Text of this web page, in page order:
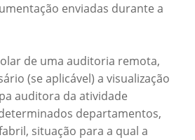
enviadas durante a
de uma auditoria remota,
(se aplicável) a visualização
auditora da atividade
departamentos,
situação para a qual a